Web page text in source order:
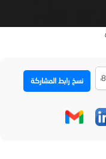
نسخ رابط المشاركة